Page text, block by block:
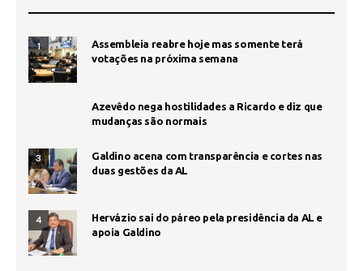
1
Assembleia reabre hoje mas somente terá
votações na próxima semana
Azevêdo nega hostilidades a Ricardo e diz que
mudanças são normais
3
Galdino acena com transparência e cortes nas
duas gestões da AL
4
Hervázio sai do páreo pela presidência da AL e
apoia Galdino